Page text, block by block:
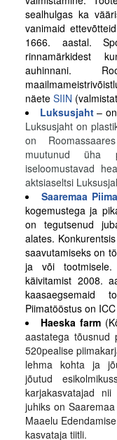
sealhulgas ka
vanimaid
1666. aastal.
rinnamärkidest
auhinnani.
näete SIIN
Luksusjaht– on
Luksusjaht on
on
muutunud üha
iseloomustavad
aktsiaseltsi
Saaremaa
kogemustega ja
on tegutsenud
alates.
saavutamiseks on
ja või
käivitamist 2008.
kaasaegsemaid
Piimatööstus on
Haeska farm
aastatega tõusnud
520pealise
lehma kohta ja
jõutud
karjakasvatajad
juhiks on
Maaelu
kasvataja tiitli.